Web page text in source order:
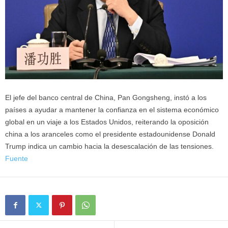
El jefe del banco central de China, Pan Gongsheng, instó a los
países a ayudar a mantener la confianza en el sistema económico
global en un viaje a los Estados Unidos, reiterando la oposición
china a los aranceles como el presidente estadounidense Donald
Trump indica un cambio hacia la desescalación de las tensiones.
Fuente